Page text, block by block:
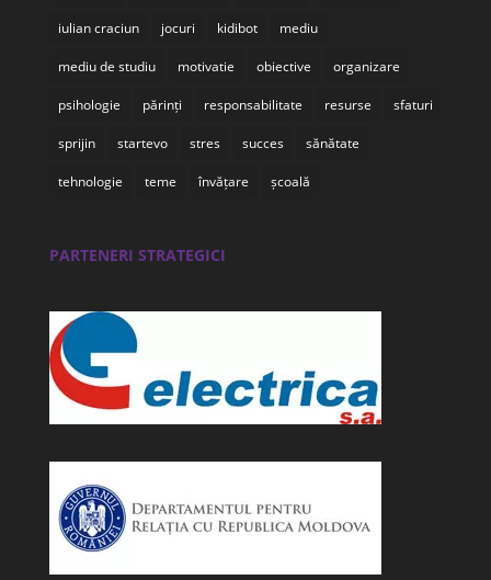
iulian craciun jocuri kidibot mediu
mediu de studiu motivatie obiective organizare
psihologie părinți responsabilitate resurse sfaturi
sprijin startevo stres succes sănătate
tehnologie teme învățare școală
PARTENERI STRATEGICI